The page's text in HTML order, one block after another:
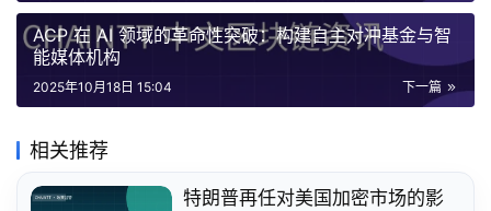
ACP 在 AI 领域的革命性突破：构建自主对冲基金与智
能媒体机构
下一篇
2025年10月18日 15:04
相关推荐
特朗普再任对美国加密市场的影